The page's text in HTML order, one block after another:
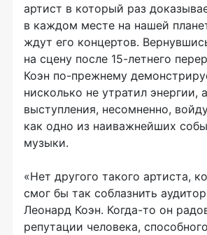
артист в который раз
в каждом месте на нашей
ждут его концертов.
на сцену после 15-летнего
Коэн по-прежнему
нисколько не утратил энергии,
выступления, несомненно,
как одно из наиважнейших
музыки.
«Нет другого такого артиста,
смог бы так соблазнить
Леонард Коэн. Когда-то он
репутации человека,